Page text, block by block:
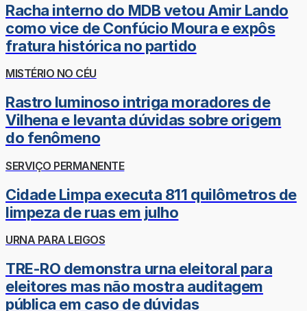
Racha interno do MDB vetou Amir Lando
como vice de Confúcio Moura e expôs
fratura histórica no partido
MISTÉRIO NO CÉU
Rastro luminoso intriga moradores de
Vilhena e levanta dúvidas sobre origem
do fenômeno
SERVIÇO PERMANENTE
Cidade Limpa executa 811 quilômetros de
limpeza de ruas em julho
URNA PARA LEIGOS
TRE-RO demonstra urna eleitoral para
eleitores mas não mostra auditagem
pública em caso de dúvidas